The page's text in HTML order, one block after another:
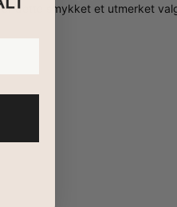
dette smykket et utmerket